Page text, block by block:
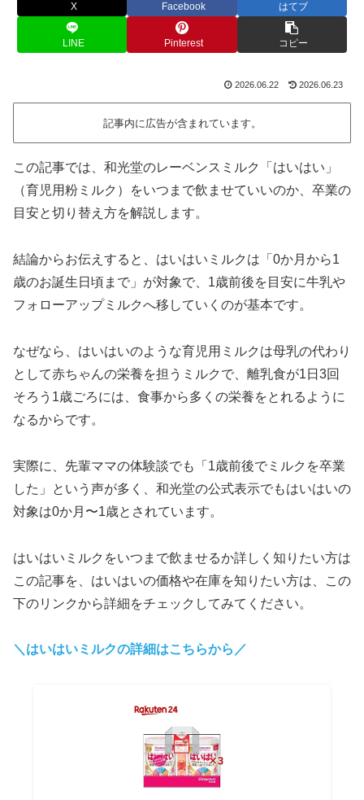
X Facebook はてブ
LINE Pinterest コピー
2026.06.22 2026.06.23
記事内に広告が含まれています。
この記事では、和光堂のレーベンスミルク「はいはい」
（育児用粉ミルク）をいつまで飲ませていいのか、卒業の
目安と切り替え方を解説します。
結論からお伝えすると、はいはいミルクは「0か月から1
歳のお誕生日頃まで」が対象で、1歳前後を目安に牛乳や
フォローアップミルクへ移していくのが基本です。
なぜなら、はいはいのような育児用ミルクは母乳の代わり
として赤ちゃんの栄養を担うミルクで、離乳食が1日3回
そろう1歳ごろには、食事から多くの栄養をとれるように
なるからです。
実際に、先輩ママの体験談でも「1歳前後でミルクを卒業
した」という声が多く、和光堂の公式表示でもはいはいの
対象は0か月〜1歳とされています。
はいはいミルクをいつまで飲ませるか詳しく知りたい方は
この記事を、はいはいの価格や在庫を知りたい方は、この
下のリンクから詳細をチェックしてみてください。
＼はいはいミルクの詳細はこちらから／